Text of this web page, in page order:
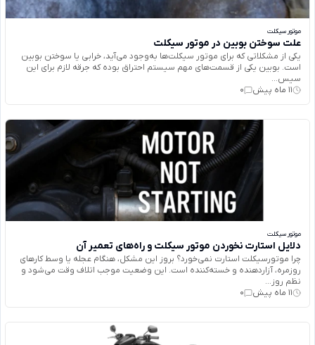
موتور سیکلت
علت سوختن بوبین در موتور سیکلت
یکی از مشکلاتی که برای موتور سیکلت‌ها به‌وجود می‌آید، خرابی یا سوختن بوبین
است. بوبین یکی از قسمت‌های مهم سیستم احتراق بوده که جرقه لازم برای این
سیس...
11 ماه پیش
0
موتور سیکلت
دلایل استارت نخوردن موتور سیکلت و راه‌های تعمیر آن
چرا موتورسیکلت استارت نمی‌خورد؟ بروز این مشکل، هنگام عجله یا وسط کارهای
روزمره، آزاردهنده و خسته‌کننده است. این وضعیت موجب اتلاف وقت می‌شود و
نظم روز...
11 ماه پیش
0